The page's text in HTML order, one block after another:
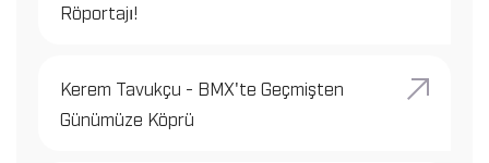
Röportajı!
Kerem Tavukçu - BMX'te Geçmişten
Günümüze Köprü